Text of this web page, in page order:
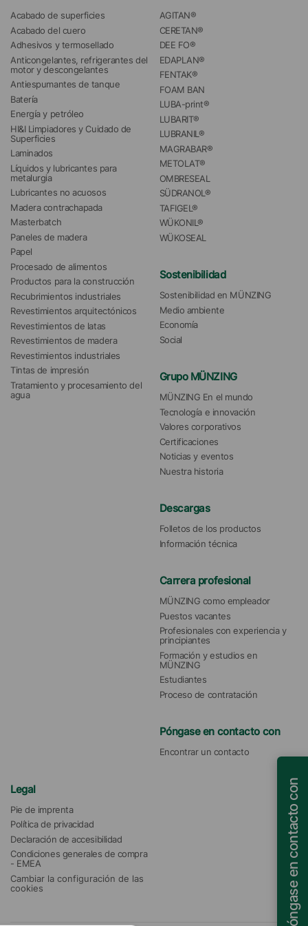
Acabado de superficies
Acabado del cuero
Adhesivos y termosellado
Anticongelantes, refrigerantes del
motor y descongelantes
Antiespumantes de tanque
Batería
Energía y petróleo
HI&I Limpiadores y Cuidado de
Superficies
Laminados
Líquidos y lubricantes para
metalurgia
Lubricantes no acuosos
Madera contrachapada
Masterbatch
Paneles de madera
Papel
Procesado de alimentos
Productos para la construcción
Recubrimientos industriales
Revestimientos arquitectónicos
Revestimientos de latas
Revestimientos de madera
Revestimientos industriales
Tintas de impresión
Tratamiento y procesamiento del
agua
AGITAN®
CERETAN®
DEE FO®
EDAPLAN®
FENTAK®
FOAM BAN
LUBA-print®
LUBARIT®
LUBRANIL®
MAGRABAR®
METOLAT®
OMBRESEAL
SÜDRANOL®
TAFIGEL®
WÜKONIL®
WÜKOSEAL
Sostenibilidad
Sostenibilidad en MÜNZING
Medio ambiente
Economía
Social
Grupo MÜNZING
MÜNZING En el mundo
Tecnología e innovación
Valores corporativos
Certificaciones
Noticias y eventos
Nuestra historia
Descargas
Folletos de los productos
Información técnica
Carrera profesional
MÜNZING como empleador
Puestos vacantes
Profesionales con experiencia y
principiantes
Formación y estudios en
MÜNZING
Estudiantes
Proceso de contratación
Póngase en contacto con
Encontrar un contacto
Legal
Pie de imprenta
Política de privacidad
Declaración de accesibilidad
Condiciones generales de compra
- EMEA
Cambiar la configuración de las
cookies
Póngase en contacto con